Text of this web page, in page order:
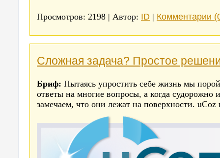
Просмотров: 2198 | Автор: ID | Комментарии
Сложная задача? Простое
Бриф: Пытаясь упростить себе жизнь мы
ответы на многие вопросы, а когда судорожно
замечаем, что они лежат на поверхности.